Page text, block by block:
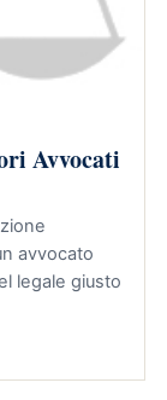
Avvocati
avvocato
legale giusto